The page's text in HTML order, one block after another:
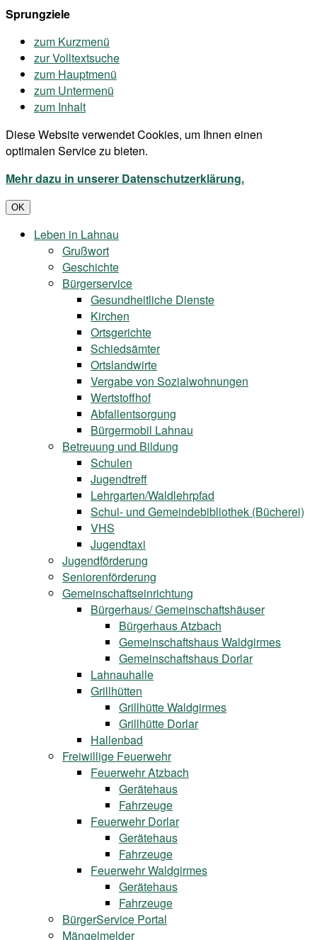
Sprungziele
zum Kurzmenü
zur Volltextsuche
zum Hauptmenü
zum Untermenü
zum Inhalt
Diese Website verwendet Cookies, um Ihnen einen
optimalen Service zu bieten.
Mehr dazu in unserer Datenschutzerklärung.
OK
Leben in Lahnau
Grußwort
Geschichte
Bürgerservice
Gesundheitliche Dienste
Kirchen
Ortsgerichte
Schiedsämter
Ortslandwirte
Vergabe von Sozialwohnungen
Wertstoffhof
Abfallentsorgung
Bürgermobil Lahnau
Betreuung und Bildung
Schulen
Jugendtreff
Lehrgarten/Waldlehrpfad
Schul- und Gemeindebibliothek (Bücherei)
VHS
Jugendtaxi
Jugendförderung
Seniorenförderung
Gemeinschaftseinrichtung
Bürgerhaus/ Gemeinschaftshäuser
Bürgerhaus Atzbach
Gemeinschaftshaus Waldgirmes
Gemeinschaftshaus Dorlar
Lahnauhalle
Grillhütten
Grillhütte Waldgirmes
Grillhütte Dorlar
Hallenbad
Freiwillige Feuerwehr
Feuerwehr Atzbach
Gerätehaus
Fahrzeuge
Feuerwehr Dorlar
Gerätehaus
Fahrzeuge
Feuerwehr Waldgirmes
Gerätehaus
Fahrzeuge
BürgerService Portal
Mängelmelder